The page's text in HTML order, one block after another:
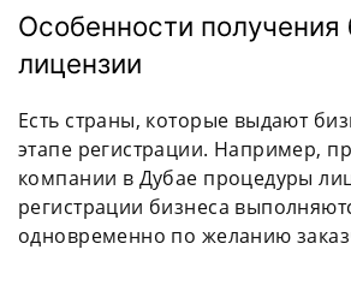
Особенности получения
лицензии
Есть страны, которые выдают
этапе регистрации. Например,
компании в Дубае процедуры
регистрации бизнеса
одновременно по желанию